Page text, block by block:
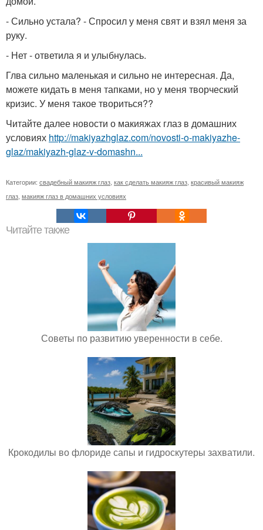
- Сильно устала? - Спросил у меня свят и взял меня за
руку.
- Нет - ответила я и улыбнулась.
Глва сильно маленькая и сильно не интересная. Да,
можете кидать в меня тапками, но у меня творческий
кризис. У меня такое твориться??
Читайте далее новости о макияжах глаз в домашних
условиях http://makiyazhglaz.com/novosti-o-makiyazhe-
glaz/makiyazh-glaz-v-domashn...
Категории: свадебный макияж глаз, как сделать макияж глаз, красивый макияж
глаз, макияж глаз в домашних условиях
Читайте также
Советы по развитию уверенности в себе.
Крокодилы во флориде сапы и гидроскутеры захватили.